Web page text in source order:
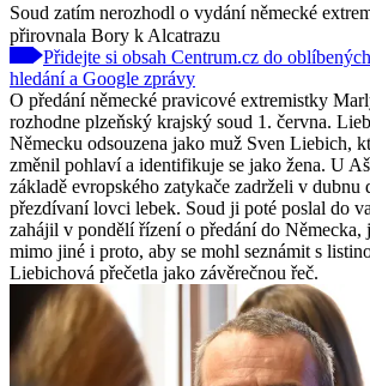
Soud zatím nerozhodl o vydání německé
přirovnala Bory k Alcatrazu
Přidejte si obsah Centrum.cz do
hledání a Google zprávy
O předání německé pravicové extremistky
rozhodne plzeňský krajský soud 1. června.
Německu odsouzena jako muž Sven Liebich,
změnil pohlaví a identifikuje se jako žena. U
základě evropského zatykače zadrželi v dubnu
přezdívaní lovci lebek. Soud ji poté poslal do
zahájil v pondělí řízení o předání do Německa,
mimo jiné i proto, aby se mohl seznámit s
Liebichová přečetla jako závěrečnou řeč.